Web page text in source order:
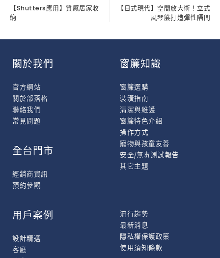
【Shutters應用】質感居家收
納
【日式現代】空間放大術！立式
風琴簾打造彈性隔間
關於我們
官方網站
關於部落格
聯絡我們
常見問題
窗簾知識
窗簾選購
裝潢指南
清潔與維護
窗簾特色介紹
操作方式
寵物與孩童友善
安全/無毒測試報告
其它主題
全台門市
經銷商資訊
預約參觀
用戶案例
設計精選
客廳
流行趨勢
最新消息
隱私權保護政策
使用須知條款